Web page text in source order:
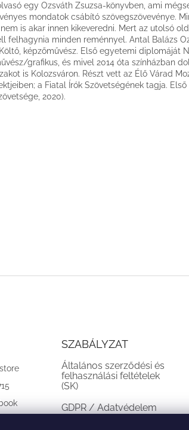
egy Ozsváth Zsuzsa-könyvben, ami
mondatok csábító szövegszövevénye.
is akar innen kikeveredni. Mert az utolsó
felhagynia minden reménnyel. Antal Balázs
képzőművész. Első egyetemi diplomáját
grafikus, és mivel 2014 óta színházban
is Kolozsváron. Részt vett az Élő Várad
a Fiatal Írók Szövetségének tagja.
2020).
SZABÁLYZAT
Általános szerződési és
felhasználási feltételek
(SK)
GDPR / Adatvédelem
(SK)